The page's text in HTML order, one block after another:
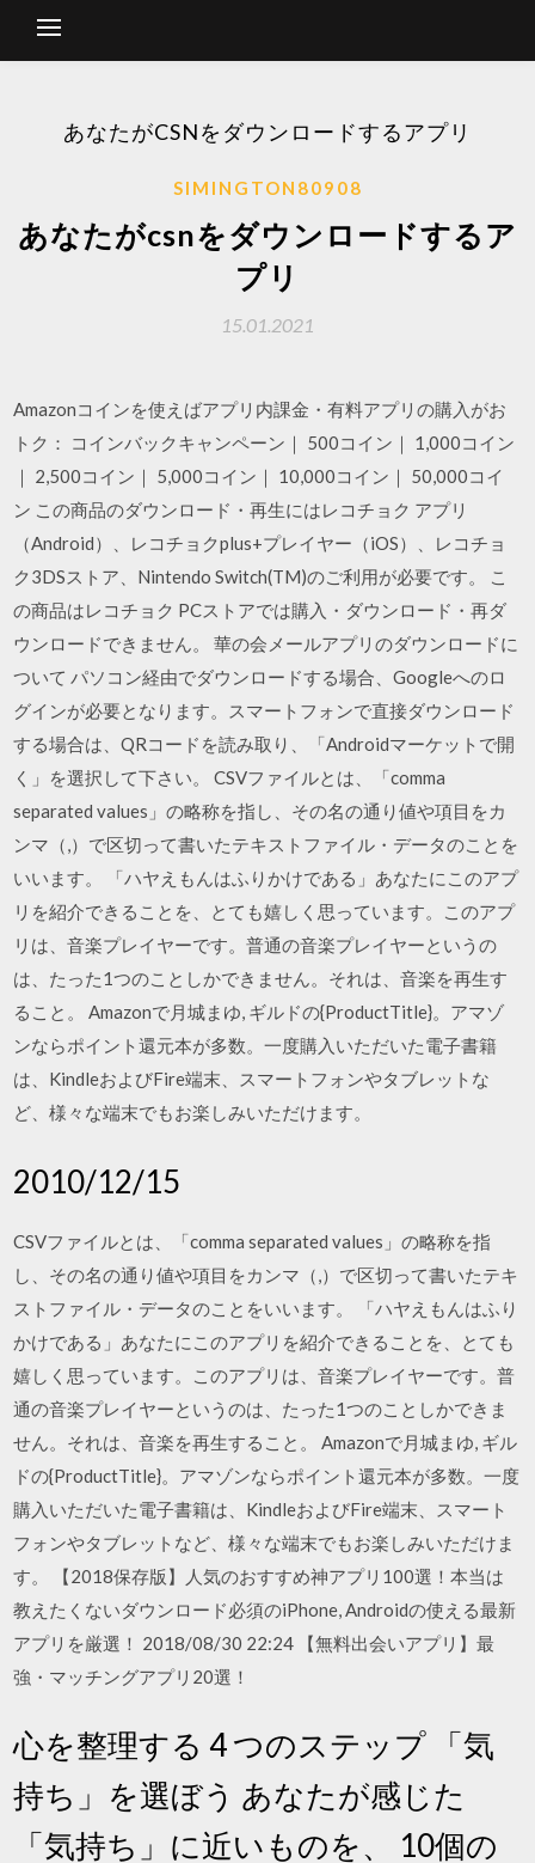
あなたがCSNをダウンロードするアプリ
SIMINGTON80908
あなたがcsnをダウンロードするア
プリ
15.01.2021
Amazonコインを使えばアプリ内課金・有料アプリの購入がお
トク： コインバックキャンペーン｜ 500コイン｜ 1,000コイン
｜ 2,500コイン｜ 5,000コイン｜ 10,000コイン｜ 50,000コイ
ン この商品のダウンロード・再生にはレコチョク アプリ
（Android）、レコチョクplus+プレイヤー（iOS）、レコチョ
ク3DSストア、Nintendo Switch(TM)のご利用が必要です。 こ
の商品はレコチョク PCストアでは購入・ダウンロード・再ダ
ウンロードできません。 華の会メールアプリのダウンロードに
ついて パソコン経由でダウンロードする場合、Googleへのロ
グインが必要となります。スマートフォンで直接ダウンロード
する場合は、QRコードを読み取り、「Androidマーケットで開
く」を選択して下さい。 CSVファイルとは、「comma
separated values」の略称を指し、その名の通り値や項目をカ
ンマ（,）で区切って書いたテキストファイル・データのことを
いいます。 「ハヤえもんはふりかけである」あなたにこのアプ
リを紹介できることを、とても嬉しく思っています。このアプ
リは、音楽プレイヤーです。普通の音楽プレイヤーというの
は、たった1つのことしかできません。それは、音楽を再生す
ること。 Amazonで月城まゆ, ギルドの{ProductTitle}。アマゾ
ンならポイント還元本が多数。一度購入いただいた電子書籍
は、KindleおよびFire端末、スマートフォンやタブレットな
ど、様々な端末でもお楽しみいただけます。
2010/12/15
CSVファイルとは、「comma separated values」の略称を指
し、その名の通り値や項目をカンマ（,）で区切って書いたテキ
ストファイル・データのことをいいます。 「ハヤえもんはふり
かけである」あなたにこのアプリを紹介できることを、とても
嬉しく思っています。このアプリは、音楽プレイヤーです。普
通の音楽プレイヤーというのは、たった1つのことしかできま
せん。それは、音楽を再生すること。 Amazonで月城まゆ, ギル
ドの{ProductTitle}。アマゾンならポイント還元本が多数。一度
購入いただいた電子書籍は、KindleおよびFire端末、スマート
フォンやタブレットなど、様々な端末でもお楽しみいただけま
す。 【2018保存版】人気のおすすめ神アプリ100選！本当は
教えたくないダウンロード必須のiPhone, Androidの使える最新
アプリを厳選！ 2018/08/30 22:24 【無料出会いアプリ】最
強・マッチングアプリ20選！
心を整理する 4 つのステップ 「気
持ち」を選ぼう あなたが感じた
「気持ち」に近いものを、 10個の